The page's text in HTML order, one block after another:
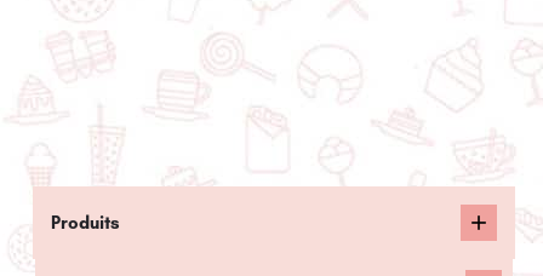
Produits